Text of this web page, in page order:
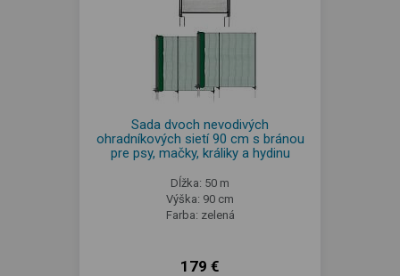
Sada dvoch nevodivých
ohradníkových sietí 90 cm s bránou
pre psy, mačky, králiky a hydinu
Dĺžka: 50 m
Výška: 90 cm
Farba: zelená
179 €